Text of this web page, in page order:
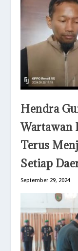
Hendra
Wartawan
Terus
Setiap
September 29, 2024